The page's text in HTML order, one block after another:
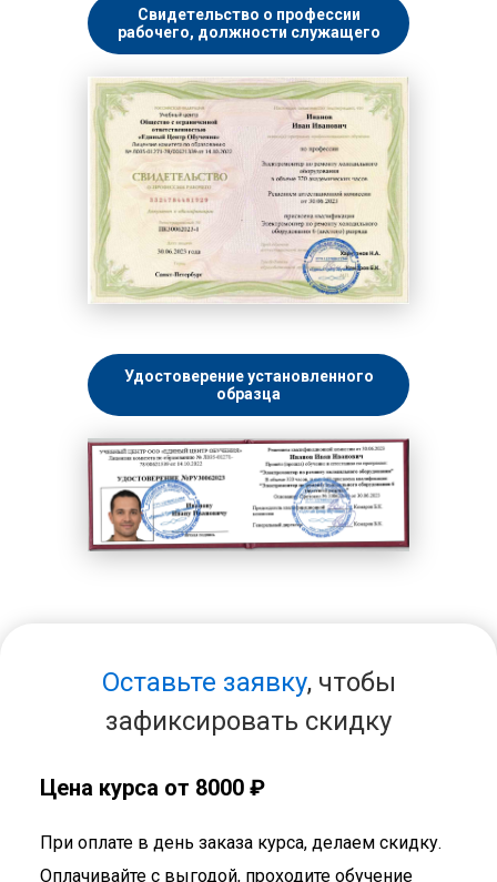
Свидетельство о профессии
рабочего, должности служащего
Удостоверение установленного
образца
Оставьте заявку, чтобы
зафиксировать скидку
Цена курса от 8000 ₽
При оплате в день заказа курса, делаем скидку.
Оплачивайте с выгодой, проходите обучение